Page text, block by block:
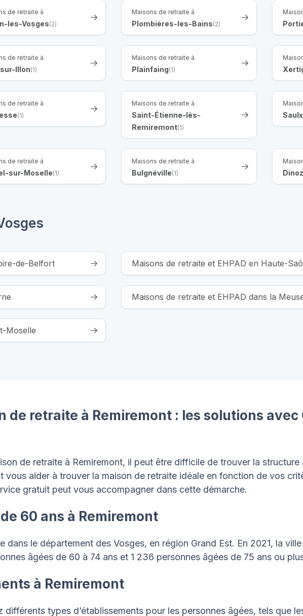
de retraite à
les-Vosges(2)
Maisons de retraite à
Plombières-les-Bains(2)
de retraite à
Illon(1)
Maisons de retraite à
Plainfaing(1)
de retraite à
(1)
Maisons de retraite à
Saint-Étienne-lès-
Remiremont(1)
de retraite à
sur-Moselle(1)
Maisons de retraite à
Bulgnéville(1)
de-Belfort Maisons de retraite et EHPAD en Haute-
Maisons de retraite et EHPAD dans la
Moselle
de retraite à Remiremont : les solutions avec
de retraite à Remiremont, il peut être difficile de trouver la structure
vous aider à trouver la maison de retraite idéale en fonction de vos
gratuit peut vous accompagner dans cette démarche.
60 ans à Remiremont
dans le département des Vosges, en région Grand Est. En 2021, la
âgées de 60 à 74 ans et 1 236 personnes âgées de 75 ans ou
à Remiremont
types d’établissements pour les personnes âgées, tels que